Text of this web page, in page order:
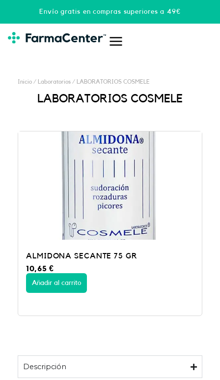
Envío gratis en compras superiores a 49€
Inicio / Laboratorios / LABORATORIOS COSMELE
LABORATORIOS COSMELE
ALMIDONA SECANTE 75 GR
10,65€
Añadir al carrito
Descripción